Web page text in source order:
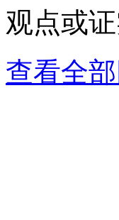
观点或证
查看全